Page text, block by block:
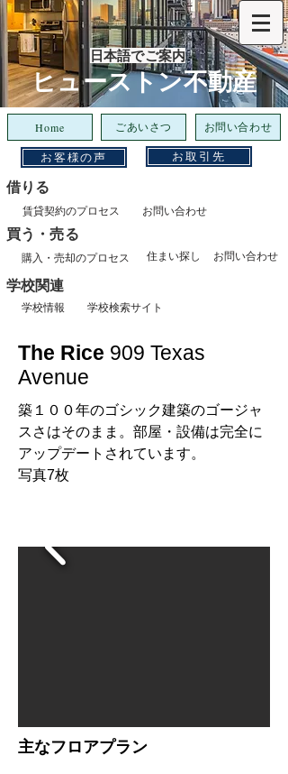
​ヒューストン不動産
日本語でご案内
Home ごあいさつ お問い合わせ
お客様の声 お取引先
借りる
賃貸契約のプロセス お問い合わせ
​買う・売る
購入・売却のプロセス お問い合わせ
住まい探し
​学校関連
学校情報 学校検索サイト
The Rice 909 Texas
Avenue
築１００年のゴシック建築のゴージャ
スさはそのまま。部屋・設備は完全に
アップデートされています。
​写真7枚
主なフロアプラン